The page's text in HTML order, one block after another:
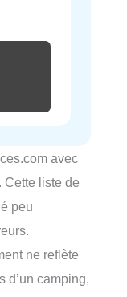
avec
Cette liste de
peu
ne reflète
camping,